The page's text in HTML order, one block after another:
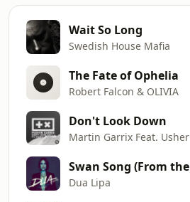
Wait So Long
Swedish House Mafia
The Fate of Ophelia
Robert Falcon & OLIVIA
Don't Look Down
Martin Garrix Feat. Usher
Dua Lipa